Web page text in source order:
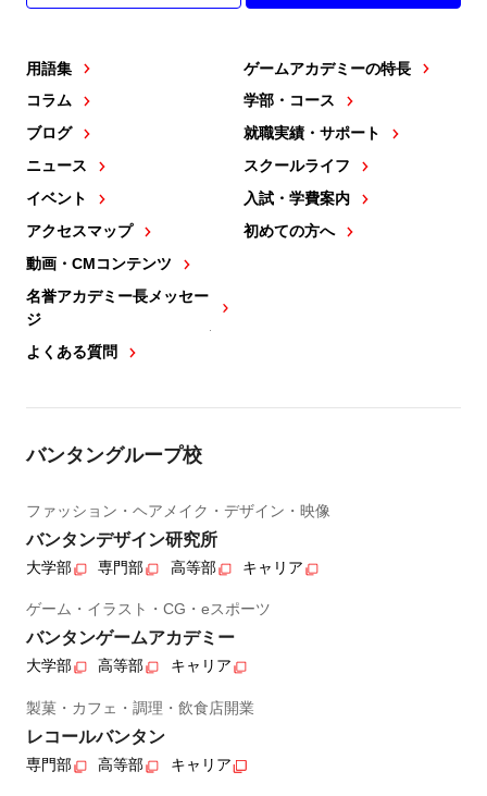
用語集
コラム
ブログ
ニュース
イベント
アクセスマップ
動画・CMコンテンツ
名誉アカデミー長メッセー
ジ
よくある質問
ゲームアカデミーの特長
学部・コース
就職実績・サポート
スクールライフ
入試・学費案内
初めての方へ
バンタングループ校
ファッション・ヘアメイク・デザイン・映像
バンタンデザイン研究所
大学部 専門部 高等部 キャリア
ゲーム・イラスト・CG・eスポーツ
バンタンゲームアカデミー
大学部 高等部 キャリア
製菓・カフェ・調理・飲食店開業
レコールバンタン
専門部 高等部 キャリア